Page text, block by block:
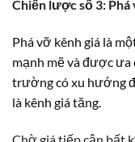
Chiến lược số 3: Phá
Phá vỡ kênh giá là
mạnh mẽ và được
trường có xu hướng
là kênh giá tăng.